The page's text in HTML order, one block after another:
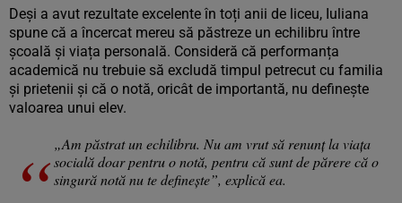
Deși a avut rezultate excelente în toți anii de liceu, Iuliana
spune că a încercat mereu să păstreze un echilibru între
școală și viața personală. Consideră că performanța
academică nu trebuie să excludă timpul petrecut cu familia
și prietenii și că o notă, oricât de importantă, nu definește
valoarea unui elev.
„Am păstrat un echilibru. Nu am vrut să renunţ la viaţa
socială doar pentru o notă, pentru că sunt de părere că o
singură notă nu te defineşte”, explică ea.